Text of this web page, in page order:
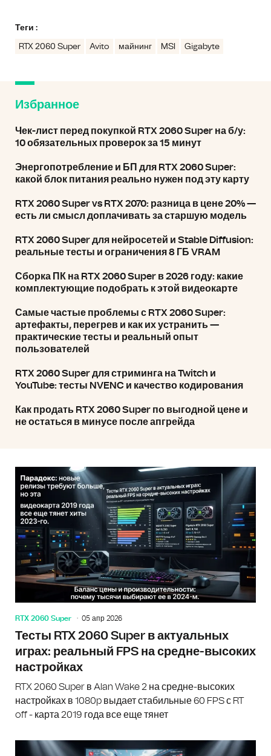
Теги :
RTX 2060 Super Avito майнинг MSI Gigabyte
Избранное
Чек-лист перед покупкой RTX 2060 Super на б/у:
10 обязательных проверок за 15 минут
Энергопотребление и БП для RTX 2060 Super:
какой блок питания реально нужен под эту карту
RTX 2060 Super vs RTX 2070: разница в цене 20% —
есть ли смысл доплачивать за старшую модель
RTX 2060 Super для нейросетей и Stable Diffusion:
реальные тесты и ограничения 8 ГБ VRAM
Сборка ПК на RTX 2060 Super в 2026 году: какие
комплектующие подобрать к этой видеокарте
Самые частые проблемы с RTX 2060 Super:
артефакты, перегрев и как их устранить —
практические тесты и реальный опыт
пользователей
RTX 2060 Super для стриминга на Twitch и
YouTube: тесты NVENC и качество кодирования
Как продать RTX 2060 Super по выгодной цене и
не остаться в минусе после апгрейда
RTX 2060 Super 05 апр 2026
Тесты RTX 2060 Super в актуальных
играх: реальный FPS на средне-высоких
настройках
RTX 2060 Super в Alan Wake 2 на средне-высоких
настройках в 1080p выдает стабильные 60 FPS с RT
off - карта 2019 года все еще тянет